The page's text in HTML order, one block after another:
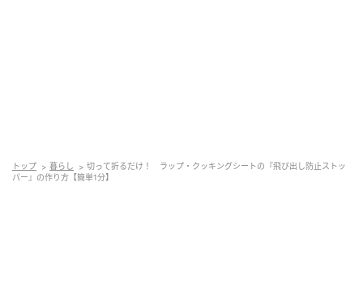
買ってしまいました。
トップ 暮らし
切って折るだけ！ ラップ・クッキングシートの『飛び出し防止ストッ
パー』の作り方【簡単1分】